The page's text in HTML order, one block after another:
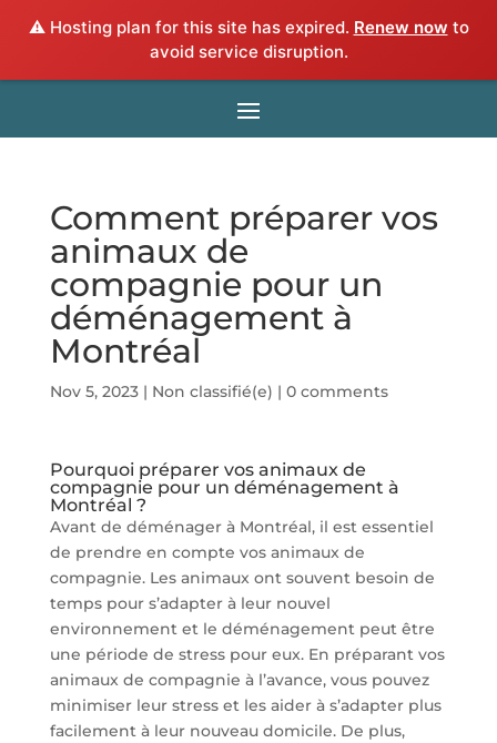
⚠️ Hosting plan for this site has expired. Renew now to
avoid service disruption.
Comment préparer vos
animaux de
compagnie pour un
déménagement à
Montréal
Nov 5, 2023| Non classifié(e) | 0 comments
Pourquoi préparer vos animaux de
compagnie pour un déménagement à
Montréal ?
Avant de déménager à Montréal, il est essentiel
de prendre en compte vos animaux de
compagnie. Les animaux ont souvent besoin de
temps pour s’adapter à leur nouvel
environnement et le déménagement peut être
une période de stress pour eux. En préparant vos
animaux de compagnie à l’avance, vous pouvez
minimiser leur stress et les aider à s’adapter plus
facilement à leur nouveau domicile. De plus,